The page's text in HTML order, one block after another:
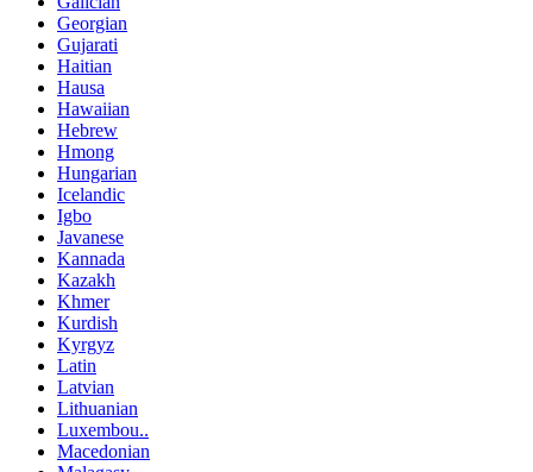
Georgian
Gujarati
Haitian
Hausa
Hawaiian
Hebrew
Hmong
Hungarian
Icelandic
Igbo
Javanese
Kannada
Kazakh
Khmer
Kurdish
Kyrgyz
Latin
Latvian
Lithuanian
Luxembou..
Macedonian